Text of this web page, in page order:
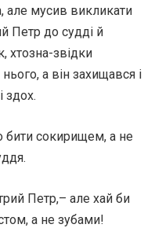
але мусив викликати
Петр до судді й
хтозна-звідки
а він захищався і
здох.
бити сокирищем, а не
Петр,– але хай би
а не зубами!